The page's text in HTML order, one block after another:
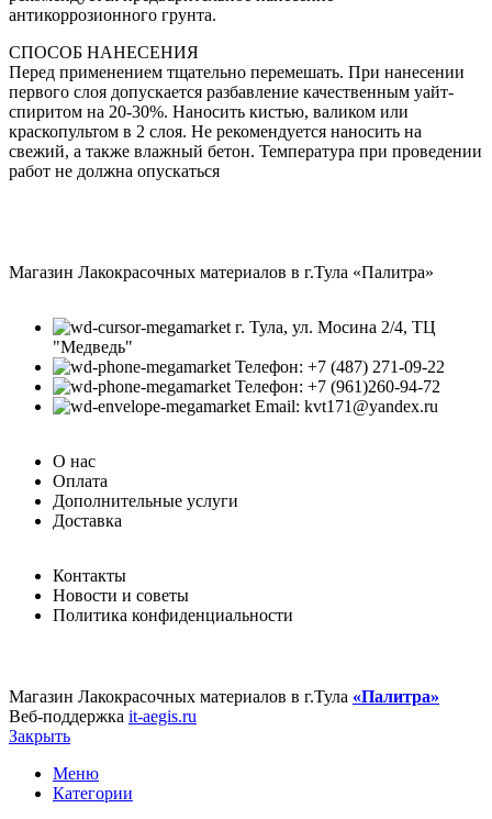
антикоррозионного грунта.
СПОСОБ НАНЕСЕНИЯ
Перед применением тщательно перемешать. При нанесении
первого слоя допускается разбавление качественным уайт-
спиритом на ­20-30%. Наносить кистью, валиком или
краскопультом в 2 слоя. Не рекоменду­ется наносить на
свежий, а также влажный бетон. Температура при проведении
работ не должна опускаться
Магазин Лакокрасочных материалов в г.Тула «Палитра»
г. Тула, ул. Мосина 2/4, ТЦ
"Медведь"
Телефон: +7 (487) 271-09-22
Телефон: +7 (961)260-94-72
Email: kvt171@yandex.ru
О нас
Оплата
Дополнительные услуги
Доставка
Контакты
Новости и советы
Политика конфиденциальности
Магазин Лакокрасочных материалов в г.Тула «Палитра»
Веб-поддержка it-aegis.ru
Закрыть
Меню
Категории